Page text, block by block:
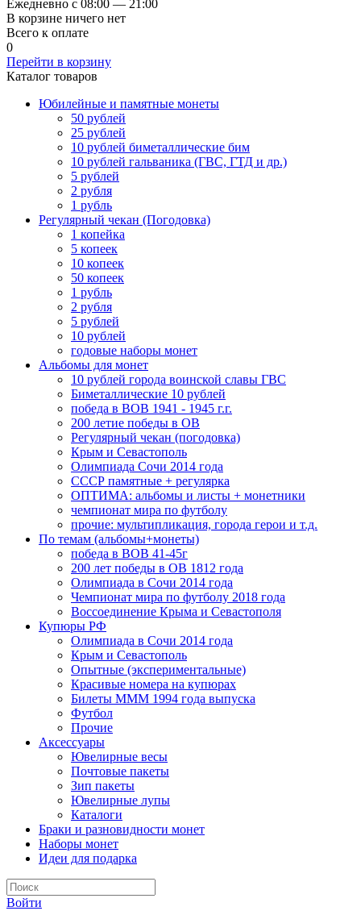
Ежедневно с 08:00 — 21:00
В корзине ничего нет
Всего к оплате
0
Перейти в корзину
Каталог товаров
Юбилейные и памятные монеты
50 рублей
25 рублей
10 рублей биметаллические бим
10 рублей гальваника (ГВС, ГТД и др.)
5 рублей
2 рубля
1 рубль
Регулярный чекан (Погодовка)
1 копейка
5 копеек
10 копеек
50 копеек
1 рубль
2 рубля
5 рублей
10 рублей
годовые наборы монет
Альбомы для монет
10 рублей города воинской славы ГВС
Биметаллические 10 рублей
победа в ВОВ 1941 - 1945 г.г.
200 летие победы в ОВ
Регулярный чекан (погодовка)
Крым и Севастополь
Олимпиада Сочи 2014 года
СССР памятные + регулярка
ОПТИМА: альбомы и листы + монетники
чемпионат мира по футболу
прочие: мультипликация, города герои и т.д.
По темам (альбомы+монеты)
победа в ВОВ 41-45г
200 лет победы в ОВ 1812 года
Олимпиада в Сочи 2014 года
Чемпионат мира по футболу 2018 года
Воссоединение Крыма и Севастополя
Купюры РФ
Олимпиада в Сочи 2014 года
Крым и Севастополь
Опытные (экспериментальные)
Красивые номера на купюрах
Билеты МММ 1994 года выпуска
Футбол
Прочие
Аксессуары
Ювелирные весы
Почтовые пакеты
Зип пакеты
Ювелирные лупы
Каталоги
Браки и разновидности монет
Наборы монет
Идеи для подарка
Войти